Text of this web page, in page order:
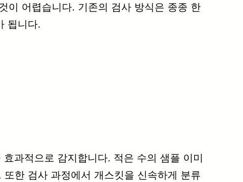
이 어렵습니다. 기존의 검사 방식은 종종 한
됩니다.
과적으로 감지합니다. 적은 수의 샘플 이미
한 검사 과정에서 개스킷을 신속하게 분류